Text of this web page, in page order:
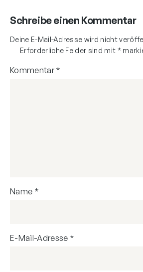
Schreibe einen Kommentar
Deine E-Mail-Adresse wird nicht
Erforderliche Felder sind mit *
Kommentar*
Name *
E-Mail-Adresse *